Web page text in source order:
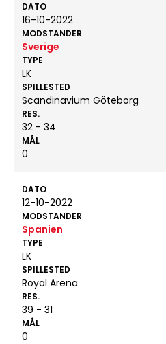
DATO
16-10-2022
MODSTANDER
Sverige
TYPE
LK
SPILLESTED
Scandinavium Göteborg
RES.
32 - 34
MÅL
0
DATO
12-10-2022
MODSTANDER
Spanien
TYPE
LK
SPILLESTED
Royal Arena
RES.
39 - 31
MÅL
0